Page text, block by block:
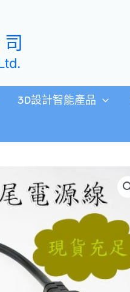
3D設計智能產品